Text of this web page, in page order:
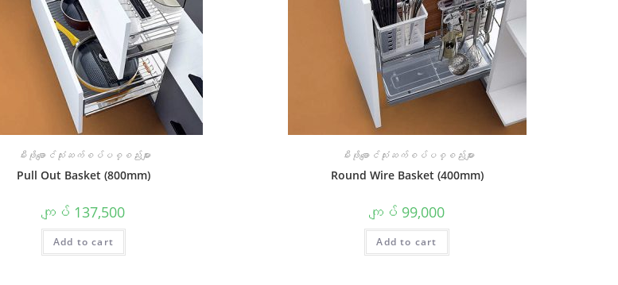
မီးဖိုချောင်သုံးဆက်စပ်ပစ္စည်းများ
Pull Out Basket (800mm)
ကျပ် 137,500
Add to cart
မီးဖိုချောင်သုံးဆက်စပ်ပစ္စည်းများ
Round Wire Basket (400mm)
ကျပ် 99,000
Add to cart